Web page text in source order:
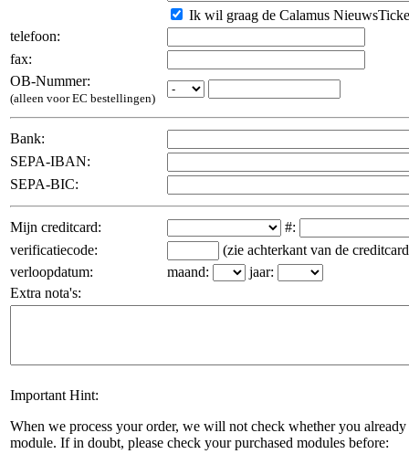
Ik wil graag de Calamus
telefoon:
fax:
OB-Nummer:
(alleen voor EC bestellingen)
Bank:
SEPA-IBAN:
SEPA-BIC:
Mijn creditcard:
#:
verificatiecode:
(zie achterkant van de
verloopdatum:
maand:
jaar:
Extra nota's:
Important Hint:
When we process your order, we will not check whether you already
module. If in doubt, please check your purchased modules before: